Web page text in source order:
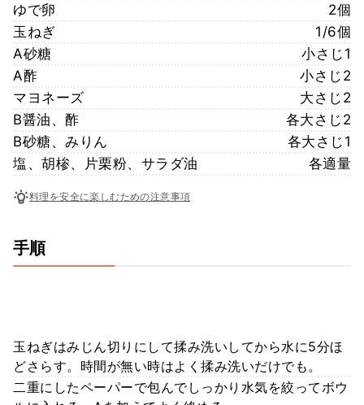
ゆで卵
2個
玉ねぎ
1/6個
A砂糖
小さじ1
A酢
小さじ2
マヨネーズ
大さじ2
B醤油、酢
各大さじ2
B砂糖、みりん
各大さじ1
塩、胡椮、片栗粉、サラダ油
各適量
料理を安全に楽しむための注意事項
手順
玉ねぎはみじん切りにして揉み洗いしてから水に5分ほ
どさらす。時間が無い時はよく揉み洗いだけでも。
二重にしたペーパーで包んでしっかり水気を絞ってボウ